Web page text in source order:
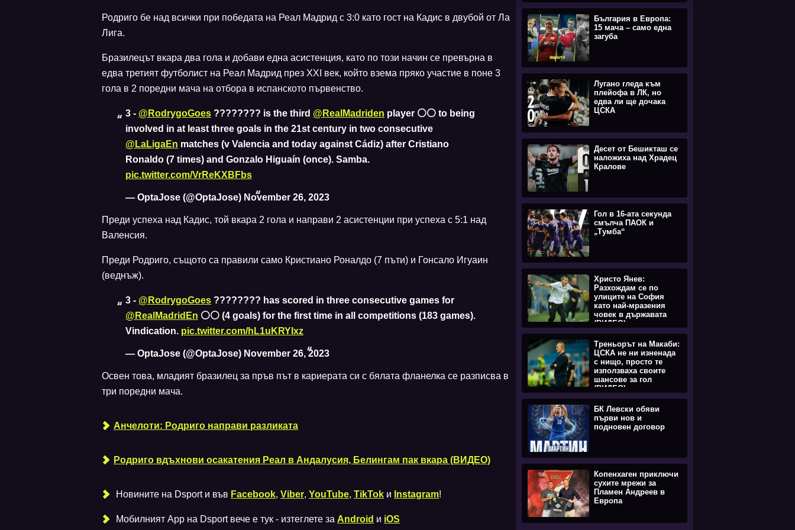
Родриго бе над всички при победата на Реал Мадрид с 3:0 като гост на Кадис в двубой от Ла
Лига.
Бразилецът вкара два гола и добави една асистенция, като по този начин се превърна в
едва третият футболист на Реал Мадрид през XXI век, който взема пряко участие в поне 3
гола в 2 поредни мача на отбора в испанското първенство.
3 - @RodrygoGoes ???????? is the third @RealMadriden player ⚪️⚪️ to being
involved in at least three goals in the 21st century in two consecutive
@LaLigaEn matches (v Valencia and today against Cádiz) after Cristiano
Ronaldo (7 times) and Gonzalo Higuaín (once). Samba.
pic.twitter.com/VrReKXBFbs
— OptaJose (@OptaJose) November 26, 2023
Преди успеха над Кадис, той вкара 2 гола и направи 2 асистенции при успеха с 5:1 над
Валенсия.
Преди Родриго, същото са правили само Кристиано Роналдо (7 пъти) и Гонсало Игуаин
(веднъж).
3 - @RodrygoGoes ???????? has scored in three consecutive games for
@RealMadridEn ⚪️⚪️ (4 goals) for the first time in all competitions (183 games).
Vindication. pic.twitter.com/hL1uKRYIxz
— OptaJose (@OptaJose) November 26, 2023
Освен това, младият бразилец за пръв път в кариерата си с бялата фланелка се разписва в
три поредни мача.
Анчелоти: Родриго направи разликата
Родриго вдъхнови осакатения Реал в Андалусия, Белингам пак вкара (ВИДЕО)
Новините на Dsport и във Facebook, Viber, YouTube, TikTok и Instagram!
Мобилният Аpp на Dsport вече е тук - изтеглете за Android и iOS
България в Европа:
15 мача – само една
загуба
Лугано гледа към
плейофа в ЛК, но
едва ли ще дочака
ЦСКА
Десет от Бешикташ се
наложиха над Храдец
Кралове
Гол в 16-ата секунда
смълча ПАОК и
„Тумба“
Христо Янев:
Разхождам се по
улиците на София
като най-мразения
човек в държавата
(ВИДЕО)
Треньорът на Макаби:
ЦСКА не ни изненада
с нищо, просто те
използваха своите
шансове за гол
(ВИДЕО)
БК Левски обяви
първи нов и
подновен договор
Копенхаген приключи
сухите мрежи за
Пламен Андреев в
Европа